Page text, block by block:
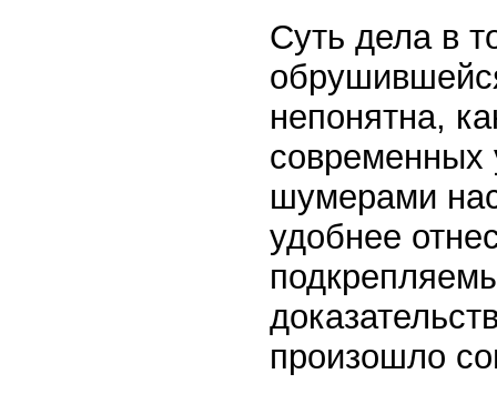
Суть дела в
непонятна,
современных
шумерами
удобнее
произошло